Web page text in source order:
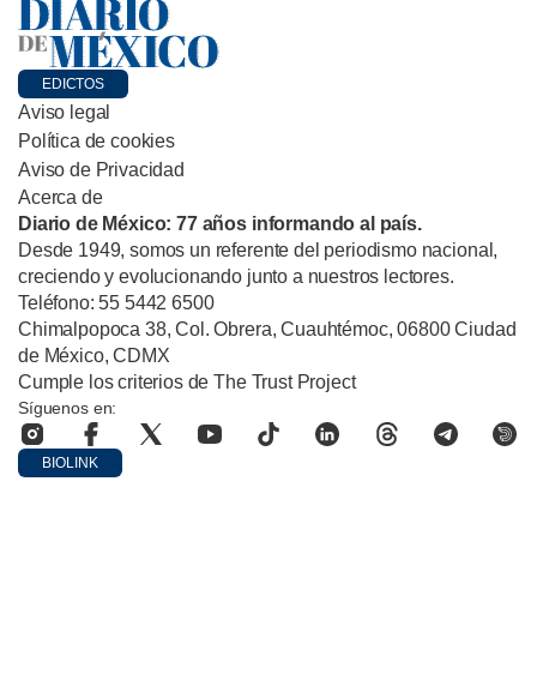
EDICTOS
Aviso legal
Política de cookies
Aviso de Privacidad
Acerca de
Diario de México: 77 años informando al país.
Desde 1949, somos un referente del periodismo nacional,
creciendo y evolucionando junto a nuestros lectores.
Teléfono: 55 5442 6500
Chimalpopoca 38, Col. Obrera, Cuauhtémoc, 06800 Ciudad
de México, CDMX
Cumple los criterios de The Trust Project
Síguenos en:
BIOLINK